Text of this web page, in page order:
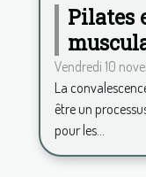
Pilates
leur
une
Vendredi 10
La
être un
pour les...